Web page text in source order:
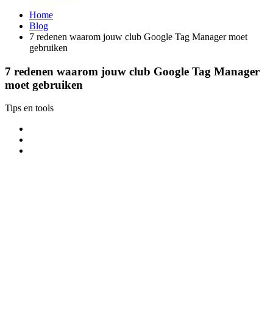
Home
Blog
7 redenen waarom jouw club Google Tag Manager moet
gebruiken
7 redenen waarom jouw club Google Tag Manager
moet gebruiken
Tips en tools